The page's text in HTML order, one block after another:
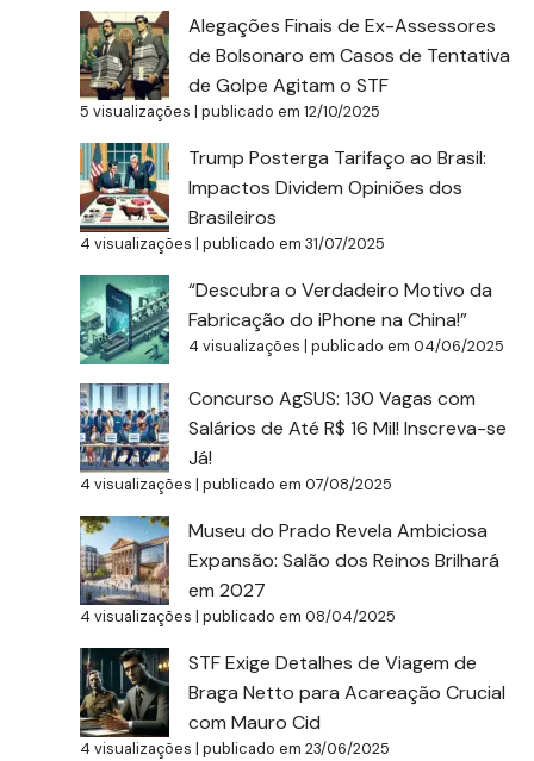
Alegações Finais de Ex-Assessores
de Bolsonaro em Casos de Tentativa
de Golpe Agitam o STF
5 visualizações |publicado em 12/10/2025
Trump Posterga Tarifaço ao Brasil:
Impactos Dividem Opiniões dos
Brasileiros
4 visualizações |publicado em 31/07/2025
“Descubra o Verdadeiro Motivo da
Fabricação do iPhone na China!”
4 visualizações |publicado em 04/06/2025
Concurso AgSUS: 130 Vagas com
Salários de Até R$ 16 Mil! Inscreva-se
Já!
4 visualizações |publicado em 07/08/2025
Museu do Prado Revela Ambiciosa
Expansão: Salão dos Reinos Brilhará
em 2027
4 visualizações |publicado em 08/04/2025
STF Exige Detalhes de Viagem de
Braga Netto para Acareação Crucial
com Mauro Cid
4 visualizações |publicado em 23/06/2025